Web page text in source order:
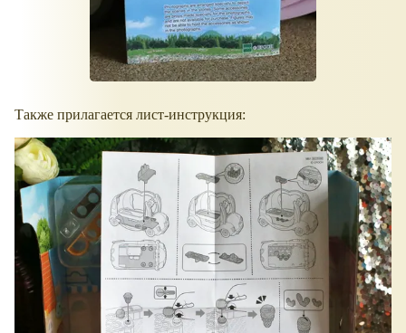
Также прилагается лист-инструкция: